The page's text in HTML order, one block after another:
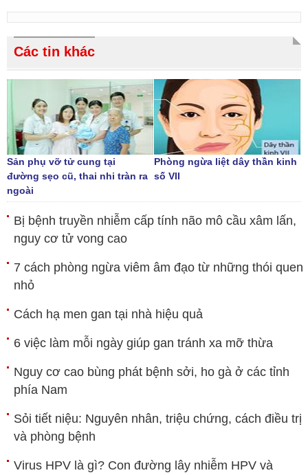
Các tin khác
Sản phụ vỡ tử cung tại
đường sẹo cũ, thai nhi tràn ra
ngoài
Phòng ngừa liệt dây thần kinh
số VII
Bị bệnh truyền nhiễm cấp tính não mô cầu xâm lấn,
nguy cơ tử vong cao
7 cách phòng ngừa viêm âm đạo từ những thói quen
nhỏ
Cách hạ men gan tại nhà hiệu quả
6 việc làm mỗi ngày giúp gan tránh xa mỡ thừa
Nguy cơ cao bùng phát bệnh sởi, ho gà ở các tỉnh
phía Nam
Sỏi tiết niệu: Nguyên nhân, triệu chứng, cách điều trị
và phòng bệnh
Virus HPV là gì? Con đường lây nhiễm HPV và